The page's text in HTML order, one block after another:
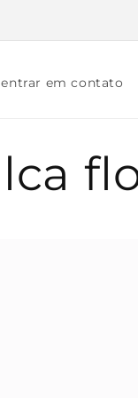
entrar em contato